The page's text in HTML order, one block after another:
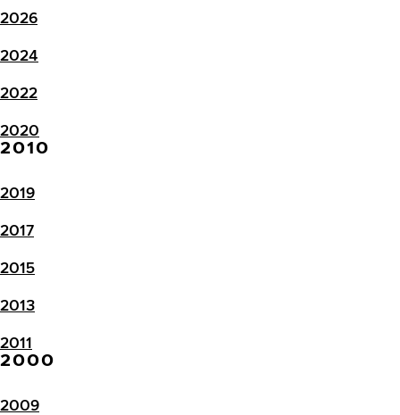
2026
2024
2022
2020
2010
2019
2017
2015
2013
2011
2000
2009